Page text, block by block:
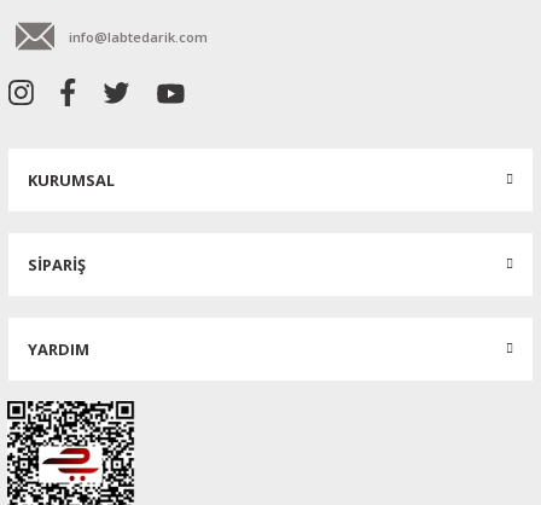
info@labtedarik.com
KURUMSAL
SİPARİŞ
YARDIM